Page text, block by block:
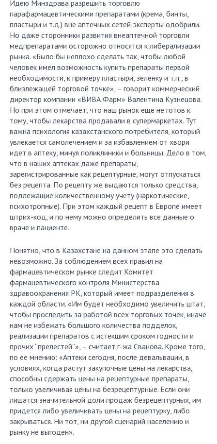
Идею Минздрава разрешить торговлю
парафармацевтическими препаратами (крема, бинты,
пластыри и т.д.) вне аптечных сетей эксперты одобрили.
Но даже сторонники развития внеаптечной торговли
медпрепаратами осторожно относятся к либерализации
рынка. «Было бы неплохо сделать так, чтобы любой
человек имел возможность купить препараты первой
необходимости, к примеру пластыри, зеленку и т.п., в
близлежащей торговой точке», – говорит коммерческий
директор компании «ВИВА Фарм» Валентина Кузнецова.
Но при этом отмечает, что наш рынок еще не готов к
тому, чтобы лекарства продавали в супермаркетах. Тут
важна психология казахстанского потребителя, который
увлекается самолечением и за избавлением от хвори
идет в аптеку, минуя поликлиники и больницы. Дело в том,
что в наших аптеках даже препараты,
зарегистрированные как рецептурные, могут отпускаться
без рецепта. По рецепту же выдаются только средства,
подлежащие количественному учету (наркотические,
психотропные). При этом каждый рецепт в Европе имеет
штрих-код, и по нему можно определить все данные о
враче и пациенте.
Понятно, что в Казахстане на данном этапе это сделать
невозможно. За соблюдением всех правил на
фармацевтическом рынке следит Комитет
фармацевтического контроля Министерства
здравоохранения РК, который имеет подразделения в
каждой области. «Им будет необходимо увеличить штат,
чтобы проследить за работой всех торговых точек, иначе
нам не избежать большого количества подделок,
реализации препаратов с истекшим сроком годности и
прочих “прелестей”», – считает г-жа Сванова. Кроме того,
по ее мнению: «Аптеки сегодня, после девальвации, в
условиях, когда растут закупочные цены на лекарства,
способны сдержать цены на рецептурные препараты,
только увеличивая цены на безрецептурные. Если они
лишатся значительной доли продаж безрецептурных, им
придется либо увеличивать цены на рецептурку, либо
закрываться. Ни тот, ни другой сценарий населению и
рынку не выгоден».